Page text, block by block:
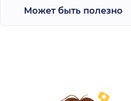
Может быть полезно